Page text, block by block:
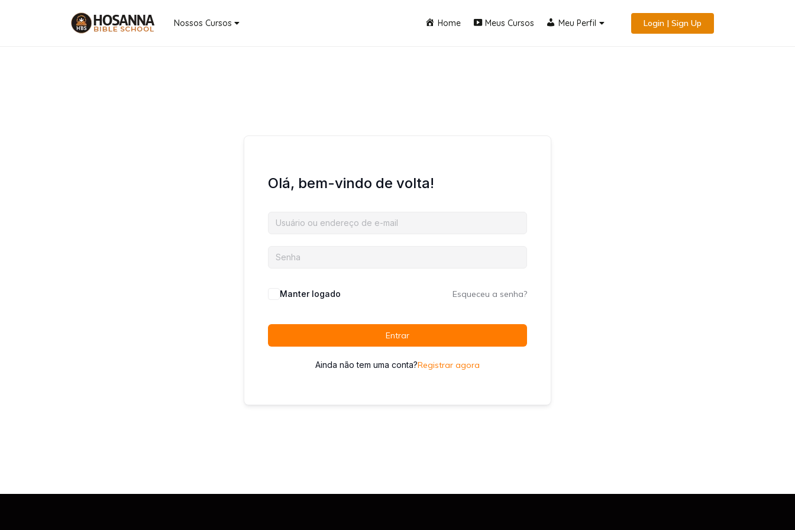
Nossos Cursos Home Meus Cursos Meu Perfil Login | Sign Up
Olá, bem-vindo de volta!
Manter logado Esqueceu a senha?
Entrar
Ainda não tem uma conta?Registrar agora